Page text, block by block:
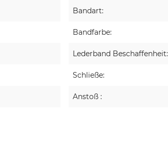
Bandart:
Bandfarbe:
Lederband Beschaffenheit:
Schließe:
Anstoß :